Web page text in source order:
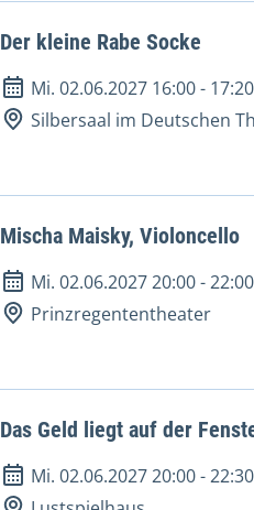
Der kleine Rabe Socke
Mi. 02.06.2027 16:00-
Silbersaal im Deutschen
Mischa Maisky, Violoncello
Mi. 02.06.2027 20:00-
Prinzregententheater
Das Geld liegt auf der
Mi. 02.06.2027 20:00-